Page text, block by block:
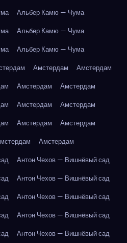
Альбер Камю — Чума
Альбер Камю — Чума
Альбер Камю — Чума
Амстердам
Амстердам
Амстердам
Амстердам
Амстердам
Амстердам
Амстердам
Амстердам
Амстердам
Антон Чехов — Вишнёвый сад
Антон Чехов — Вишнёвый сад
Антон Чехов — Вишнёвый сад
Антон Чехов — Вишнёвый сад
Антон Чехов — Вишнёвый сад